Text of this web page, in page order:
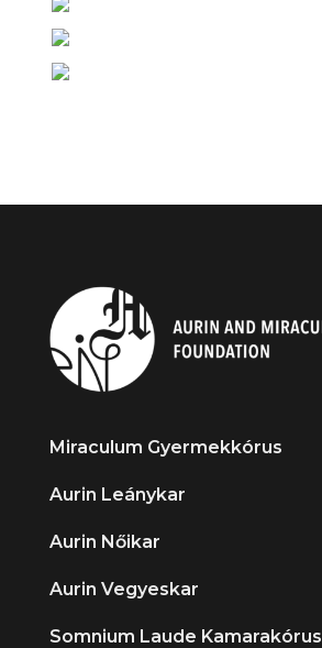
Miraculum Gyermekkórus
Aurin Leánykar
Aurin Nőikar
Aurin Vegyeskar
Somnium Laude Kamarakórus